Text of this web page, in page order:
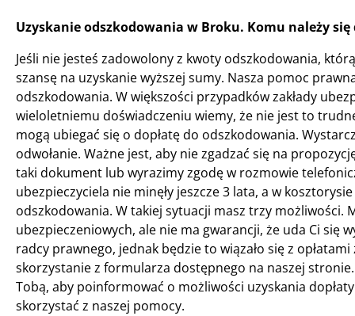
Uzyskanie odszkodowania w Broku. Komu należy
Jeśli nie jesteś zadowolony z kwoty odszkodowania,
szansę na uzyskanie wyższej sumy. Nasza pomoc
odszkodowania. W większości przypadków zakłady
wieloletniemu doświadczeniu wiemy, że nie jest to
mogą ubiegać się o dopłatę do odszkodowania.
odwołanie. Ważne jest, aby nie zgadzać się na
taki dokument lub wyrazimy zgodę w rozmowie
ubezpieczyciela nie minęły jeszcze 3 lata, a w
odszkodowania. W takiej sytuacji masz trzy
ubezpieczeniowych, ale nie ma gwarancji, że uda Ci się
radcy prawnego, jednak będzie to wiązało się z
skorzystanie z formularza dostępnego na naszej
Tobą, aby poinformować o możliwości uzyskania
skorzystać z naszej pomocy.